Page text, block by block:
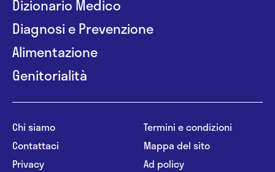
Dizionario Medico
Diagnosi e Prevenzione
Alimentazione
Genitorialità
Chi siamo
Contattaci
Privacy
Termini e condizioni
Mappa del sito
Ad policy